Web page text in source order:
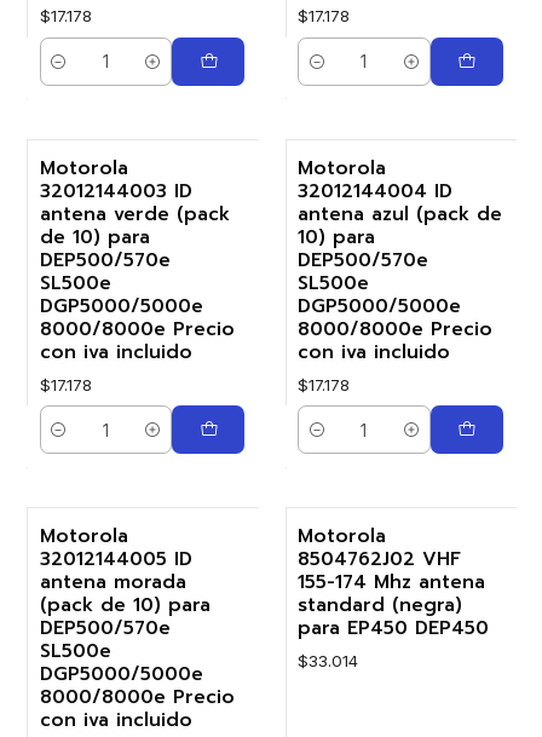
$17.178
Cantidad
$17.178
Cantidad
Motorola
32012144003 ID
antena verde (pack
de 10) para
DEP500/570e
SL500e
DGP5000/5000e
8000/8000e Precio
con iva incluido
$17.178
Cantidad
Motorola
32012144004 ID
antena azul (pack de
10) para
DEP500/570e
SL500e
DGP5000/5000e
8000/8000e Precio
con iva incluido
$17.178
Cantidad
Motorola
32012144005 ID
antena morada
(pack de 10) para
DEP500/570e
SL500e
DGP5000/5000e
8000/8000e Precio
con iva incluido
Motorola
8504762J02 VHF
155-174 Mhz antena
standard (negra)
para EP450 DEP450
$33.014